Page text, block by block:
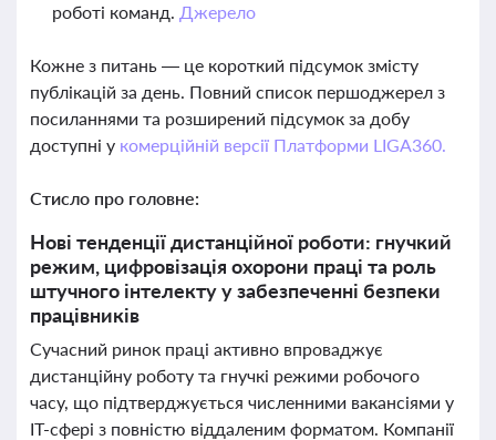
роботі команд. Джерело
Кожне з питань — це короткий підсумок змісту
публікацій за день. Повний список першоджерел з
посиланнями та розширений підсумок за добу
доступні у комерційній версії Платформи LIGA360.
Стисло про головне:
Нові тенденції дистанційної роботи: гнучкий
режим, цифровізація охорони праці та роль
штучного інтелекту у забезпеченні безпеки
працівників
Сучасний ринок праці активно впроваджує
дистанційну роботу та гнучкі режими робочого
часу, що підтверджується численними вакансіями у
IT-сфері з повністю віддаленим форматом. Компанії